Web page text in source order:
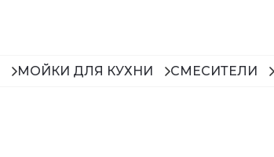
МОЙКИ ДЛЯ КУХНИ СМЕСИТЕЛИ